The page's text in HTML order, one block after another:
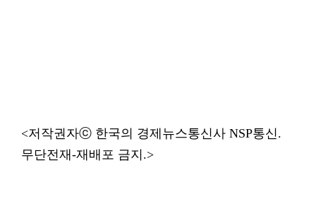
<저작권자ⓒ 한국의 경제뉴스통신사 NSP통신.
무단전재-재배포 금지.>